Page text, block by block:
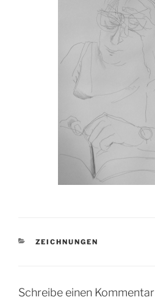
KATEGORIEN
ZEICHNUNGEN
Schreibe einen Kommentar